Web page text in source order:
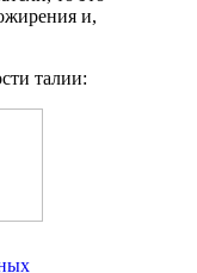
и,
талии: